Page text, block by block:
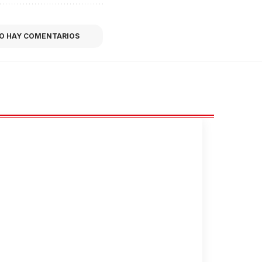
HAY COMENTARIOS